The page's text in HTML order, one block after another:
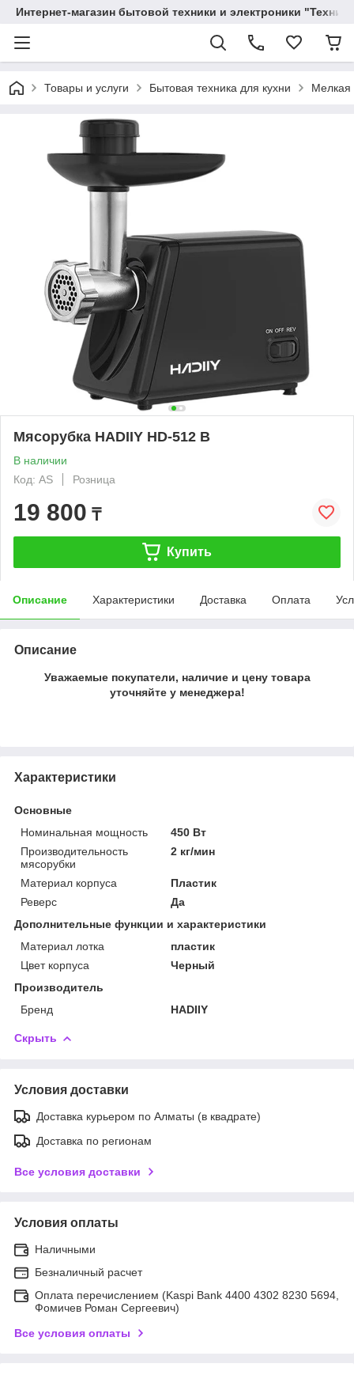
Интернет-магазин бытовой техники и электроники
Товары и услуги Бытовая техника для кухни Мелкая
Мясорубка HADIIY HD-512 B
В наличии
Код: AS
Розница
19 800 ₸
Купить
Описание Характеристики Доставка Оплата
Описание
Уважаемые покупатели, наличие и цену товара
уточняйте у менеджера!
Характеристики
Основные
Номинальная мощность
450 Вт
Производительность
мясорубки
2 кг/мин
Материал корпуса
Пластик
Реверс
Да
Дополнительные функции и характеристики
Материал лотка
пластик
Цвет корпуса
Черный
Производитель
Бренд
HADIIY
Скрыть
Условия доставки
Доставка курьером по Алматы (в квадрате)
Доставка по регионам
Все условия доставки
Условия оплаты
Наличными
Безналичный расчет
Оплата перечислением (Kaspi Bank 4400 4302 8230 5694,
Фомичев Роман Сергеевич)
Все условия оплаты